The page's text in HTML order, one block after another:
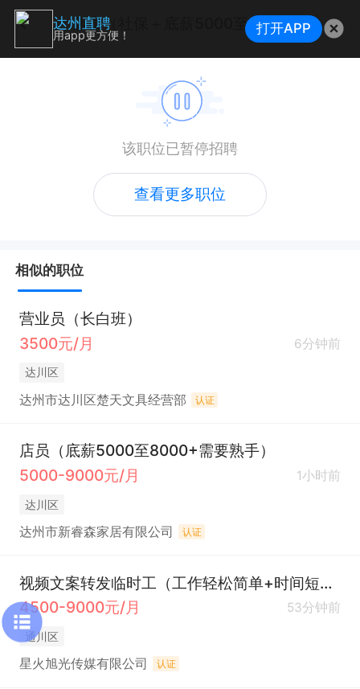
店员（社保＋底薪5000至8000+需要熟手）
该职位已暂停招聘
查看更多职位
相似的职位
营业员（长白班）
3500元/月
6分钟前
达川区
达州市达川区楚天文具经营部 认证
店员（底薪5000至8000+需要熟手）
5000-9000元/月
1小时前
达川区
达州市新睿森家居有限公司 认证
视频文案转发临时工（工作轻松简单+时间短+不限地点）
4500-9000元/月
53分钟前
通川区
星火旭光传媒有限公司 认证
达州直聘
用app更方便！ 打开APP